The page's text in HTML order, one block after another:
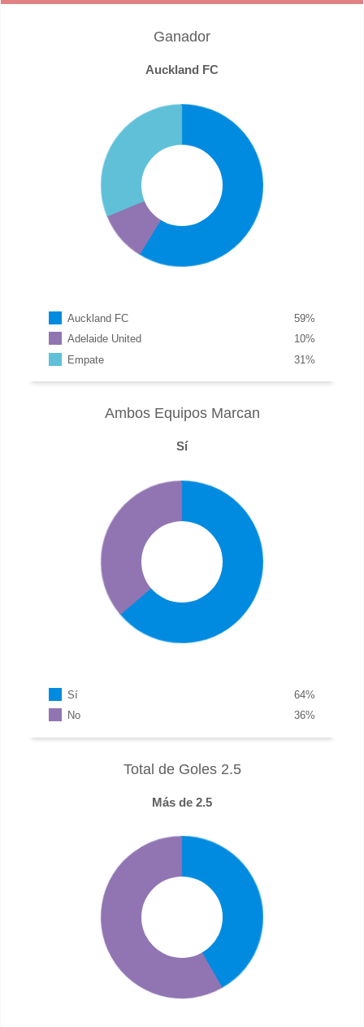
Ganador
Auckland FC
Auckland FC %
59
Adelaide United
%
10
Empate
%
31
Ambos Equipos Marcan
Sí
Sí %
64
No
%
36
Total de Goles 2.5
Más de 2.5